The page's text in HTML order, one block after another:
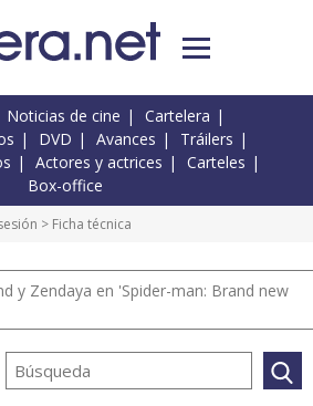
Noticias de cine
Cartelera
DVD Avances
Tráilers
Actores y actrices
Carteles
Box-office
> Ficha técnica
y Zendaya en 'Spider-man: Brand new